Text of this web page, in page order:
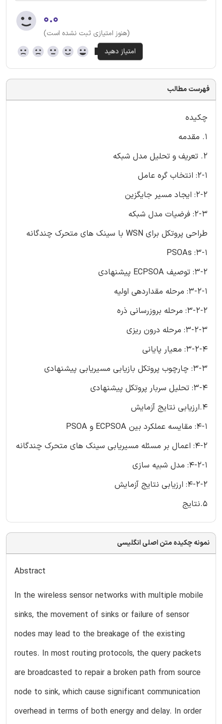
۰.۰
(هنوز امتیازی ثبت نشده است)
فهرست مطالب
چکیده
1. مقدمه
2. تعریف و تحلیل مدل شبکه
2-1: انتخاب گره عامل
2-2: ایجاد مسیر جایگزین
2-3: فرضیات مدل شبکه
طراحی پروتکل برای WSN با سینک های متحرک چندگانه
3-1: PSOAs
3-2: توصیف ECPSOA پیشنهادی
3-2-1: مرحله مقداردهی اولیه
3-2-2: مرحله بروزرسانی ذره
3-2-3: مرحله درون ریزی
3-2-4: معیار پایانی
3-3: چارچوب پروتکل بازیابی مسیریابی پیشنهادی
3-4: تحلیل سربار پروتکل پیشنهادی
4.ارزیابی نتایج آزمایش
4-1: مقایسه عملکرد بین ECPSOA و PSOA
4-2: اعمال بر مسئله مسیریابی سینک های متحرک چندگانه
4-2-1: مدل شبیه سازی
4-2-2: ارزیابی نتایج آزمایش
5.نتایج
نمونه چکیده متن اصلی انگلیسی
Abstract
In the wireless sensor networks with multiple mobile
sinks, the movement of sinks or failure of sensor
nodes may lead to the breakage of the existing
routes. In most routing protocols, the query packets
are broadcasted to repair a broken path from source
node to sink, which cause significant communication
overhead in terms of both energy and delay. In order